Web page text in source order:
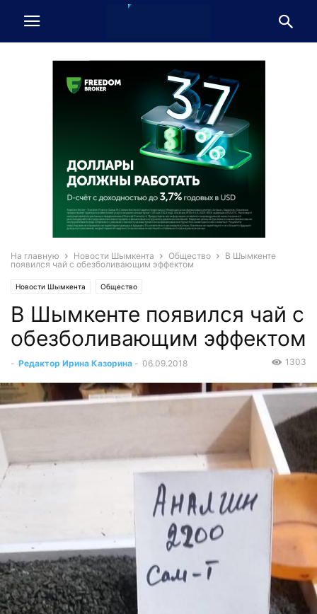
На главную Новости Шымкента Общество
В Шымкенте
появился чай с обезболивающим эффектом
Новости Шымкента Общество
В Шымкенте появился чай с
обезболивающим эффектом
- Редактор Ирина Казорина - 06.09.2018 1303